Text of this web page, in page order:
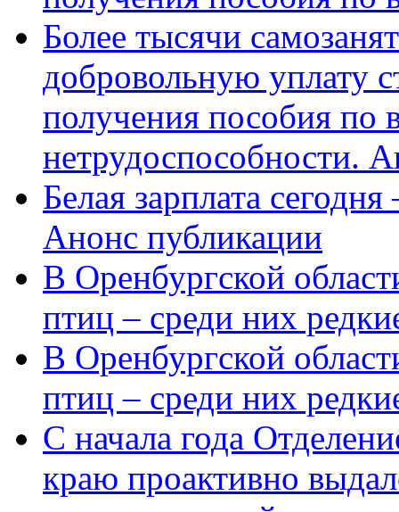
Более тысячи
добровольную уплату
получения пособия по
нетрудоспособности.
Белая зарплата
Анонс публикации
В Оренбургской
птиц – среди них
В Оренбургской
птиц – среди них
С начала года
краю проактивно